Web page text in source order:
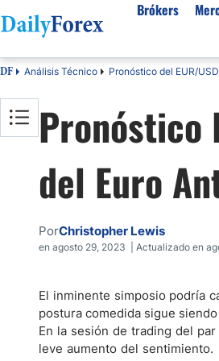
Brókers
España
Argentina
Rep. Dominicana
Mexico
Costa Rica
Guatemala
Cuba
El Salvador
Divisas
EUR/USD
USD/PEN
Materias Primas
Oro (XAU/USD)
Petróleo WTI
Indices
Sobre Nosotros
Política editorial
Cómo generamos ingresos
Nuestra metodología
Por qué confiar en nosotros
DF Análisis Técnico Pronóstico del EUR/USD
Pronóstico
del Euro
PorChristopher Lewis
en agosto 29, 2023 | Actualizado en
El inminente simposio podría
postura comedida sigue
En la sesión de trading del par
leve aumento del